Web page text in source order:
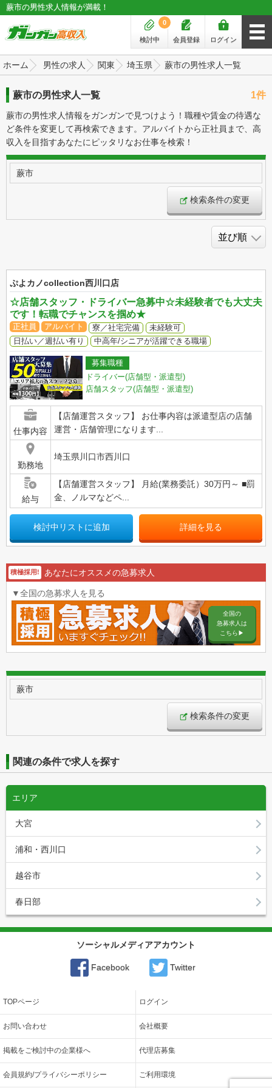
蕨市の男性求人情報が満載！
ログイン
会員登録
検討中
0
ホーム 男性の求人 関東 埼玉県 蕨市の男性求人一覧
蕨市の男性求人一覧 1件
蕨市の男性求人情報をガンガンで見つけよう！職種や賃金の待遇な
ど条件を変更して再検索できます。アルバイトから正社員まで、高
収入を目指すあなたにピッタリなお仕事を検索！
蕨市
検索条件の変更
ぷよカノcollection西川口店
☆店舗スタッフ・ドライバー急募中☆未経験者でも大丈夫
です！転職でチャンスを掴め★
正社員 アルバイト 寮／社宅完備
未経験可
日払い／週払い有り
中高年/シニアが活躍できる職場
募集職種
ドライバー(店舗型・派遣型)
店舗スタッフ(店舗型・派遣型)
仕事内容
【店舗運営スタッフ】 お仕事内容は派遣型店の店舗
運営・店舗管理になります...
勤務地
埼玉県川口市西川口
給与
【店舗運営スタッフ】 月給(業務委託）30万円～ ■罰
金、ノルマなどペ...
検討中リストに追加 詳細を見る
積極採用! あなたにオススメの急募求人
▼全国の急募求人を見る
全国の
急募求人は
こちら▶︎
蕨市
検索条件の変更
関連の条件で求人を探す
エリア
大宮
浦和・西川口
越谷市
春日部
ソーシャルメディアアカウント
Facebook Twitter
TOPページ ログイン
お問い合わせ 会社概要
掲載をご検討中の企業様へ 代理店募集
会員規約/プライバシーポリシー ご利用環境